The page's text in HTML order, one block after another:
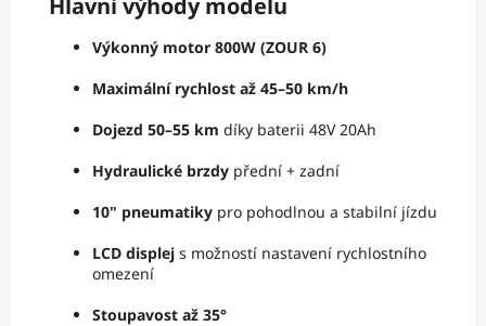
Hlavní výhody modelu
Výkonný motor 800W (ZOUR 6)
Maximální rychlost až 45–50 km/h
Dojezd 50–55 km díky baterii 48V 20Ah
Hydraulické brzdy přední + zadní
10" pneumatiky pro pohodlnou a stabilní jízdu
LCD displej s možností nastavení rychlostního
omezení
Stoupavost až 35°